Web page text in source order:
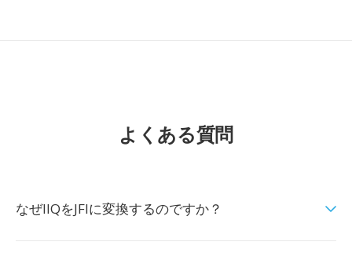
よくある質問
なぜIIQをJFIに変換するのですか？